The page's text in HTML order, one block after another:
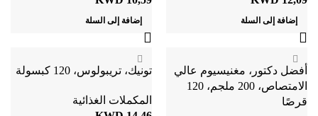
إضافة إلى السلة إضافة إلى السلة
أفضل دكتور، مغنيسيوم عالي
الامتصاص، 200 ملجم، 120
قرصًا
تونيك، تريبولوس، 120 كبسولة
المكملات الغذائية